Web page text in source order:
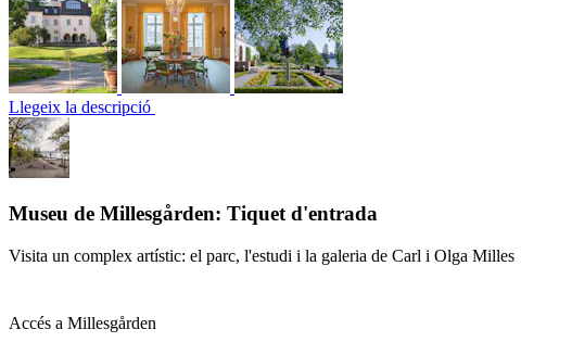
Llegeix la descripció
Museu de Millesgården: Tiquet d'entrada
Visita un complex artístic: el parc, l'estudi i la galeria de Carl i Olga Milles
Accés a Millesgården